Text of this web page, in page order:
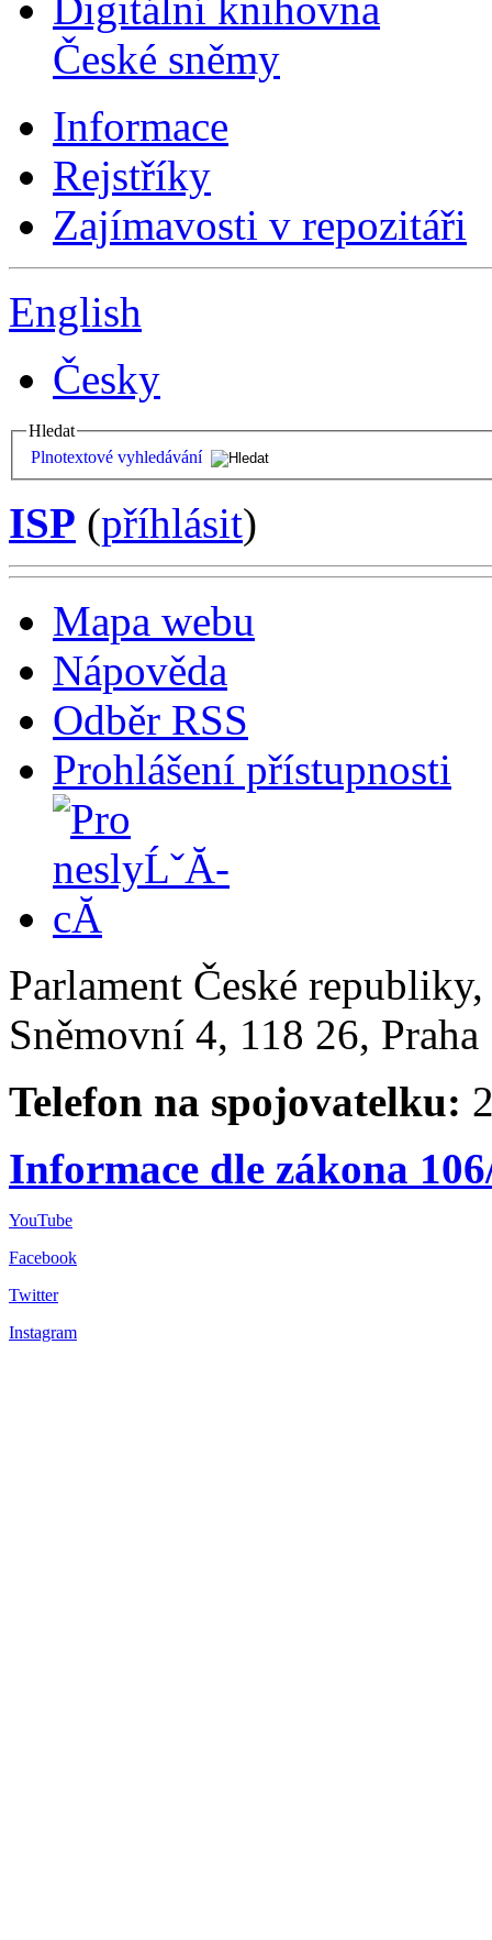
České sněmy
Informace
Rejstříky
Zajímavosti v repozitáři
English
Česky
Hledat
Plnotextové vyhledávání
ISP (příhlásit)
Mapa webu
Nápověda
Odběr RSS
Prohlášení přístupnosti
Parlament České
Sněmovní 4, 118 26,
Telefon na spojovatelku:
Informace dle zákona
YouTube
Facebook
Twitter
Instagram